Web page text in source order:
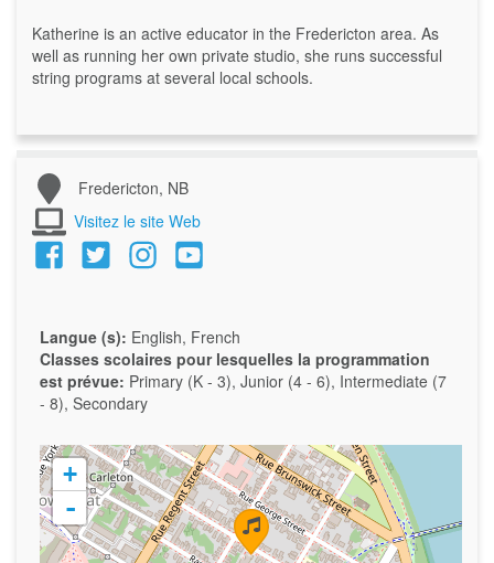
Katherine is an active educator in the Fredericton area. As
well as running her own private studio, she runs successful
string programs at several local schools.
Fredericton, NB
Visitez le site Web
Langue (s): English, French
Classes scolaires pour lesquelles la programmation
est prévue: Primary (K - 3), Junior (4 - 6), Intermediate (7
- 8), Secondary
+
-